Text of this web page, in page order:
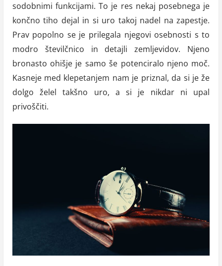
sodobnimi funkcijami. To je res nekaj posebnega je
končno tiho dejal in si uro takoj nadel na zapestje.
Prav popolno se je prilegala njegovi osebnosti s to
modro številčnico in detajli zemljevidov. Njeno
bronasto ohišje je samo še potenciralo njeno moč.
Kasneje med klepetanjem nam je priznal, da si je že
dolgo želel takšno uro, a si je nikdar ni upal
privoščiti.